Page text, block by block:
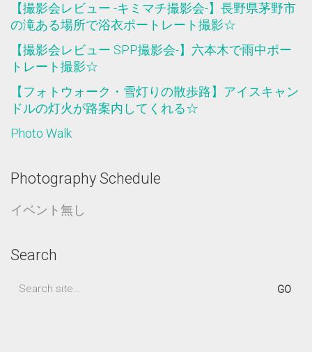
【撮影会レビュー -キミマチ撮影会-】長野県茅野市
の滝ある場所で浴衣ポートレート撮影☆
【撮影会レビュー SPP撮影会-】六本木で雨中ポー
トレート撮影☆
【フォトウォーク・雪灯りの散歩路】アイスキャン
ドルの灯火が路案内してくれる☆
Photo Walk
Photography Schedule
イベント無し
Search
Search